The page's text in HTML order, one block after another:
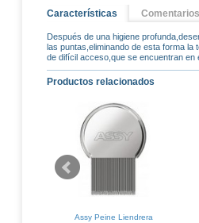
Características Comentarios
Después de una higiene
las puntas,eliminando de esta forma la
de difícil acceso,que se encuentran en
Productos relacionados
Assy Peine Liendrera